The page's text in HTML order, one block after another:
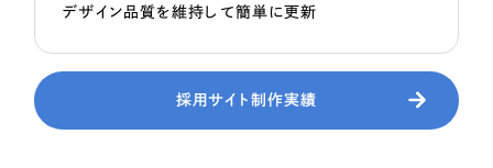
デザイン品質を維持して簡単に更新
採用サイト制作実績